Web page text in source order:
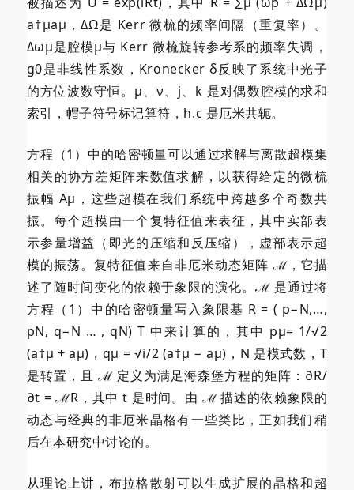
a†μaμ，ΔΩ是 Kerr 微梳的频率间隔（重复率）。
Δωμ是腔模μ与 Kerr 微梳旋转参考系的频率失调，
g0是非线性系数，Kronecker δ反映了系统中光子
的方位波数守恒。μ、ν、j、k 是对偶数腔模的求和
索引，帽子符号标记算符，h.c 是厄米共轭。
方程（1）中的哈密顿量可以通过求解与离散超模集
相关的协方差矩阵来数值求解，以获得给定的微梳
振幅 Aμ，这些超模在我们系统中跨越多个奇数共
振。每个超模由一个复特征值来表征，其中实部表
示参量增益（即光的压缩和反压缩），虚部表示超
模的振荡。复特征值来自非厄米动态矩阵 ℳ，它描
述了随时间变化的依赖于象限的演化。ℳ 是通过将
方程（1）中的哈密顿量写入象限基 R = ( p−N,…,
pN, q−N … , qN) T 中来计算的，其中 pμ= 1/√2
(a†μ + aμ)，qμ = √i/2 (a†μ − aμ)，N 是模式数，T
是转置，且 ℳ 定义为满足海森堡方程的矩阵：∂R/
∂t = ℳR，其中 t 是时间。由 ℳ 描述的依赖象限的
动态与经典的非厄米晶格有一些类比，正如我们稍
后在本研究中讨论的。
从理论上讲，布拉格散射可以生成扩展的晶格和超